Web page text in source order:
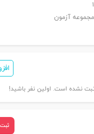
آزمون
نشده است. اولین نفر باشید!